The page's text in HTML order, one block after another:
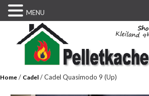
Home / Cadel / Cadel Quasimodo 9 (Up)
MENU